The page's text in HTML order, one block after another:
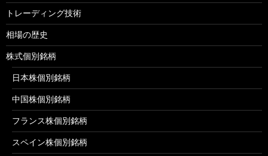
トレーディング技術
相場の歴史
株式個別銘柄
日本株個別銘柄
中国株個別銘柄
フランス株個別銘柄
スペイン株個別銘柄